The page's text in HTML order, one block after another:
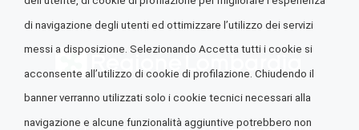
di navigazione degli utenti ed ottimizzare l’utilizzo dei servizi
messi a disposizione. Selezionando Accetta tutti i cookie si
acconsente all’utilizzo di cookie di profilazione. Chiudendo il
banner verranno utilizzati solo i cookie tecnici necessari alla
navigazione e alcune funzionalità aggiuntive potrebbero non